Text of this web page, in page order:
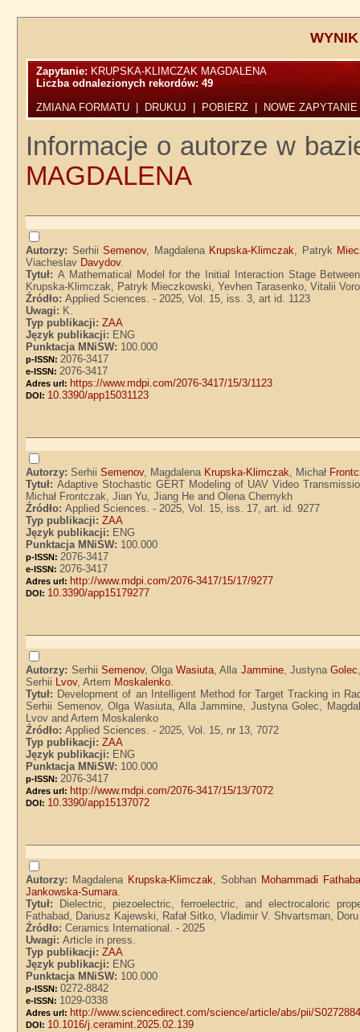
Zapytanie: KRUPSKA-KLIMCZAK MAGDALENA
Liczba odnalezionych rekordów:49
ZMIANA FORMATU
DRUKUJ POBIERZ NOWE ZAPYTANIE
Informacje o autorze w
MAGDALENA
Autorzy: SerhiiSemenov, Magdalena Krupska-Klimczak, Patryk
Viacheslav Davydov.
Tytuł:A Mathematical Model for the Initial Interaction Stage
Krupska-Klimczak, Patryk Mieczkowski, Yevhen Tarasenko, Vitalii
Źródło:Applied Sciences. - 2025, Vol. 15, iss. 3, art id. 1123
Uwagi: K.
Typ publikacji:ZAA
Język publikacji: ENG
Punktacja MNiSW: 100.000
p-ISSN: 2076-3417
e-ISSN: 2076-3417
Adres url: https://www.mdpi.com/2076-3417/15/3/1123
DOI: 10.3390/app15031123
Autorzy:SerhiiSemenov, Magdalena Krupska-Klimczak, Michał
Tytuł:Adaptive Stochastic GERT Modeling of UAV Video
Michał Frontczak, Jian Yu, Jiang He and Olena Chernykh
Źródło:Applied Sciences. - 2025, Vol. 15, iss. 17, art. id. 9277
Typ publikacji:ZAA
Język publikacji: ENG
Punktacja MNiSW: 100.000
p-ISSN: 2076-3417
e-ISSN: 2076-3417
Adres url: http://www.mdpi.com/2076-3417/15/17/9277
DOI: 10.3390/app15179277
Autorzy: Serhii Semenov, OlgaWasiuta, Alla Jammine, JustynaGolec
Serhii Lvov, Artem Moskalenko.
Tytuł: Development of an Intelligent Method for Target Tracking in
Serhii Semenov, Olga Wasiuta, Alla Jammine, Justyna Golec,
Lvov and Artem Moskalenko
Źródło:Applied Sciences. - 2025, Vol. 15, nr 13, 7072
Typ publikacji:ZAA
Język publikacji: ENG
Punktacja MNiSW: 100.000
p-ISSN: 2076-3417
Adres url: http://www.mdpi.com/2076-3417/15/13/7072
DOI: 10.3390/app15137072
Autorzy: Magdalena Krupska-Klimczak, Sobhan Mohammadi
Jankowska-Sumara.
Tytuł:
Dielectric, piezoelectric, ferroelectric, and electrocaloric
Fathabad, Dariusz Kajewski, Rafał Sitko, Vladimir V. Shvartsman,
Źródło:Ceramics International. - 2025
Uwagi:Article in press.
Typ publikacji:ZAA
Język publikacji: ENG
Punktacja MNiSW: 100.000
p-ISSN:0272-8842
e-ISSN: 1029-0338
Adres url: http://www.sciencedirect.com/science/article/abs/pii/
DOI: 10.1016/j.ceramint.2025.02.139